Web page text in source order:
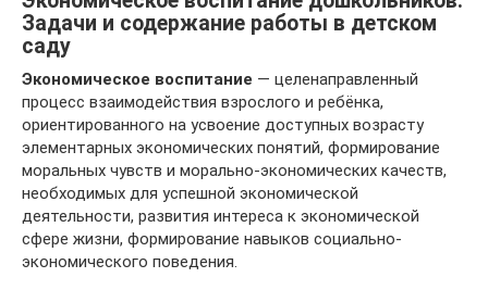
Задачи и содержание работы в детском
саду
Экономическое воспитание — целенаправленный
процесс взаимодействия взрослого и ребёнка,
ориентированного на усвоение доступных возрасту
элементарных экономических понятий, формирование
моральных чувств и морально-экономических качеств,
необходимых для успешной экономической
деятельности, развития интереса к экономической
сфере жизни, формирование навыков социально-
экономического поведения.